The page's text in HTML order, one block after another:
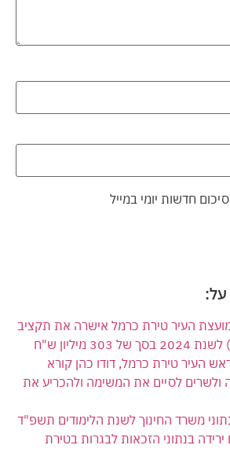
חדשות יומי במייל
על:
העיר טירת כרמל אישרה את תקציב
מיליון ש"ח
העיר טירת כרמל, דודו כהן קורא
לסיים את המשימה ולהכריע את
משרד החינוך לשנת הלימודים תשפ"ד
ירידה בנתוני הזכאות לבגרות בטירת